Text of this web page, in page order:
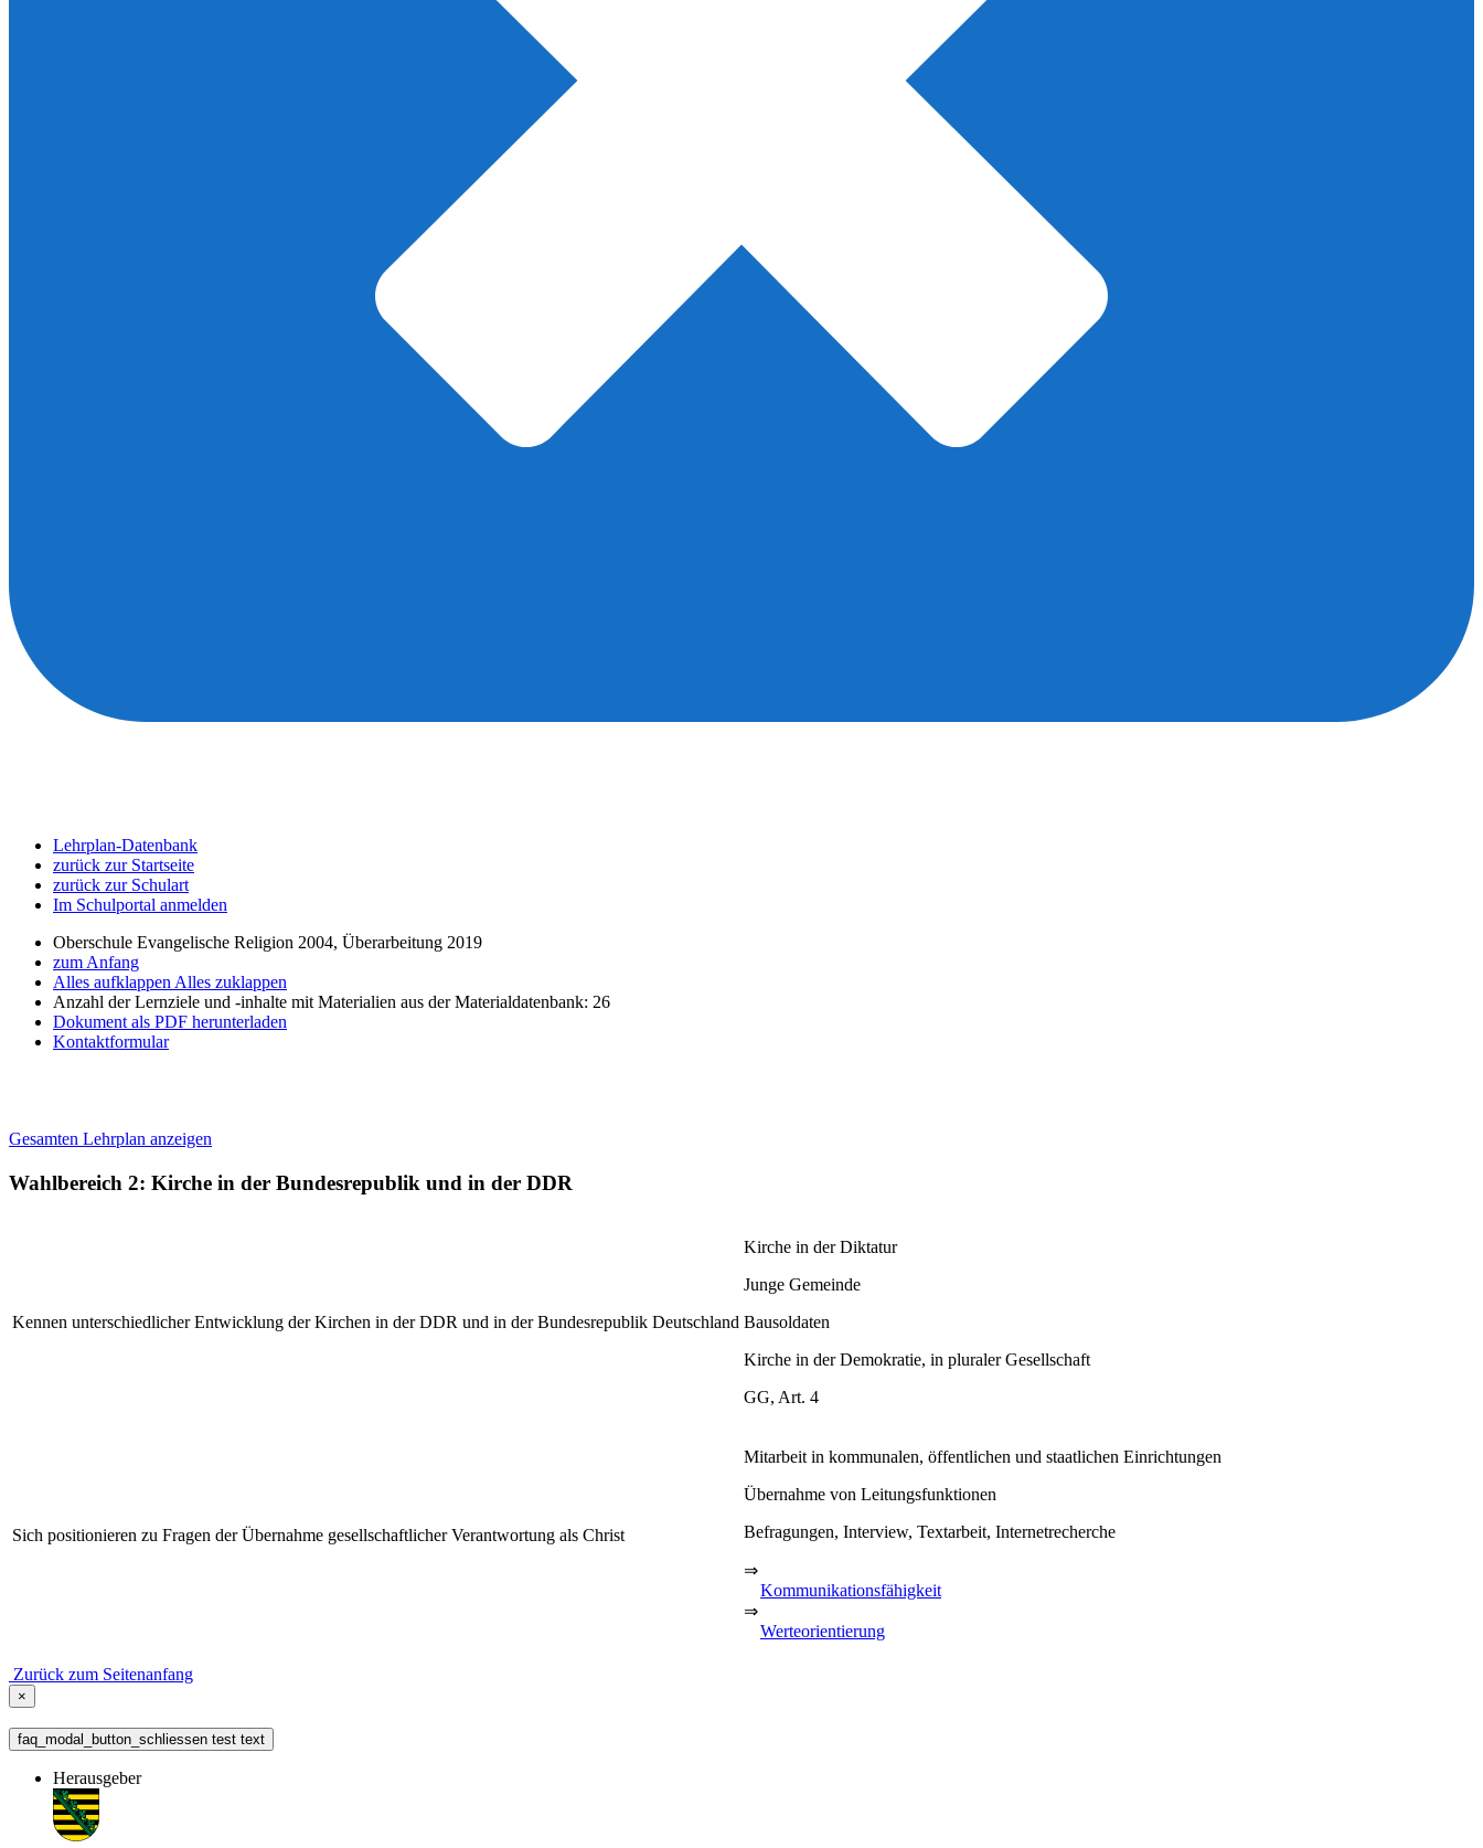
Lehrplan-Datenbank
zurück zur Startseite
zurück zur Schulart
Im Schulportal anmelden
Oberschule Evangelische Religion 2004, Überarbeitung 2019
zum Anfang
Alles aufklappen Alles zuklappen
Anzahl der Lernziele und -inhalte mit Materialien aus der Materialdatenbank: 26
Dokument als PDF herunterladen
Kontaktformular
Gesamten Lehrplan anzeigen
Wahlbereich 2: Kirche in der Bundesrepublik und in der DDR
Kennen unterschiedlicher Entwicklung der Kirchen in der DDR und in der Bundesrepublik Deutschland
Kirche in der Diktatur
Junge Gemeinde
Bausoldaten
Kirche in der Demokratie, in pluraler Gesellschaft
GG, Art. 4
Sich positionieren zu Fragen der Übernahme gesellschaftlicher Verantwortung als Christ
Mitarbeit in kommunalen, öffentlichen und staatlichen Einrichtungen
Übernahme von Leitungsfunktionen
Befragungen, Interview, Textarbeit, Internetrecherche
⇒
Kommunikationsfähigkeit
⇒
Werteorientierung
Zurück zum Seitenanfang
×
faq_modal_button_schliessen test text
Herausgeber